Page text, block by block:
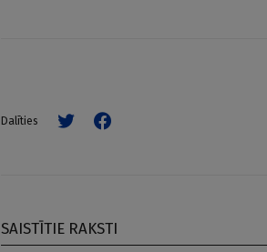
Dalīties
SAISTĪTIE RAKSTI